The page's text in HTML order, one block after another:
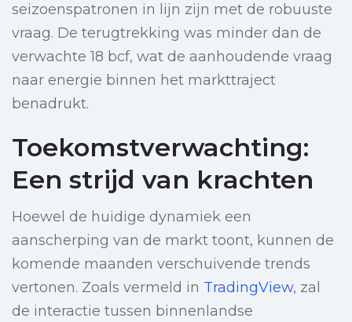
seizoenspatronen in lijn zijn met de robuuste
vraag. De terugtrekking was minder dan de
verwachte 18 bcf, wat de aanhoudende vraag
naar energie binnen het markttraject
benadrukt.
Toekomstverwachting:
Een strijd van krachten
Hoewel de huidige dynamiek een
aanscherping van de markt toont, kunnen de
komende maanden verschuivende trends
vertonen. Zoals vermeld in TradingView, zal
de interactie tussen binnenlandse